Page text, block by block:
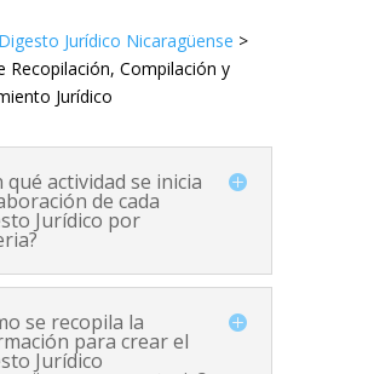
Digesto Jurídico Nicaragüense >
Recopilación, Compilación y
Jurídico
qué actividad se inicia
de cada
Jurídico por
se recopila la
para crear el
Jurídico